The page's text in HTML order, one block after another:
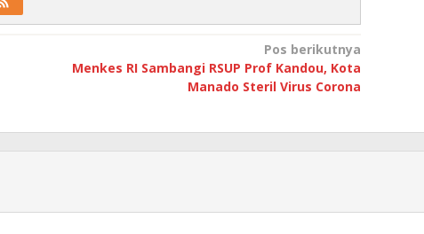
Pos berikutnya
Menkes RI Sambangi RSUP Prof Kandou, Kota
Manado Steril Virus Corona